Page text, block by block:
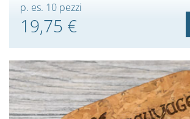
p. es. 10 pezzi
19,75 €